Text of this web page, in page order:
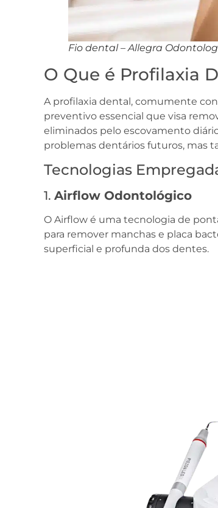
Fio dental – Allegra
O Que é Profilaxia
A profilaxia dental, comumente
preventivo essencial que visa
eliminados pelo escovamento
problemas dentários futuros, mas
Tecnologias
1. Airflow Odontológico
O Airflow é uma tecnologia de
para remover manchas e placa
superficial e profunda dos dentes.